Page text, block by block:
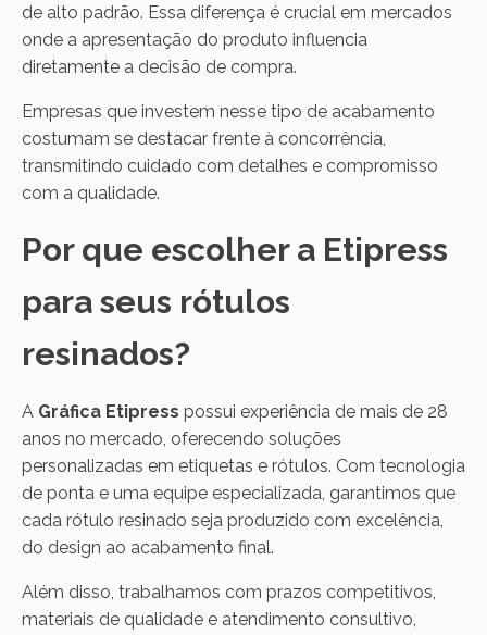
de alto padrão. Essa diferença é crucial em mercados
onde a apresentação do produto influencia
diretamente a decisão de compra.
Empresas que investem nesse tipo de acabamento
costumam se destacar frente à concorrência,
transmitindo cuidado com detalhes e compromisso
com a qualidade.
Por que escolher a Etipress
para seus rótulos
resinados?
A Gráfica Etipress possui experiência de mais de 28
anos no mercado, oferecendo soluções
personalizadas em etiquetas e rótulos. Com tecnologia
de ponta e uma equipe especializada, garantimos que
cada rótulo resinado seja produzido com excelência,
do design ao acabamento final.
Além disso, trabalhamos com prazos competitivos,
materiais de qualidade e atendimento consultivo,